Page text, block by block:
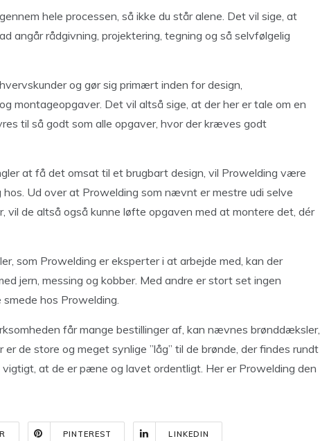
hele processen, så ikke du står alene. Det vil sige, at
angår rådgivning, projektering, tegning og så selvfølgelig
og gør sig primært inden for design,
montageopgaver. Det vil altså sige, at der her er tale om en
til så godt som alle opgaver, hvor der kræves godt
at få det omsat til et brugbart design, vil Prowelding være
Ud over at Prowelding som nævnt er mestre udi selve
vil de altså også kunne løfte opgaven med at montere det, dér
som Prowelding er eksperter i at arbejde med, kan der
jern, messing og kobber. Med andre er stort set ingen
hos Prowelding.
får mange bestillinger af, kan nævnes brønddæksler,
de store og meget synlige ”låg” til de brønde, der findes rundt
at de er pæne og lavet ordentligt. Her er Prowelding den
PINTEREST LINKEDIN